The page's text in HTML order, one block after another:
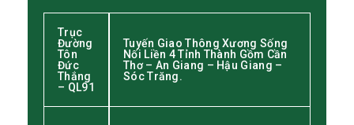
Trục
Đường
Tôn
Đức
Thắng
– QL91
Tuyến Giao Thông Xương Sống
Nối Liền 4 Tỉnh Thành Gồm Cần
Thơ – An Giang – Hậu Giang –
Sóc Trăng.